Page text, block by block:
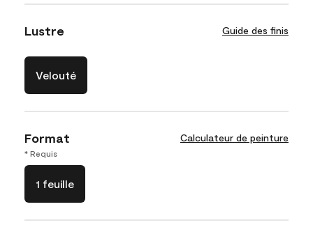
Lustre Guide des finis
Velouté
Format Calculateur de peinture
* Requis
1 feuille